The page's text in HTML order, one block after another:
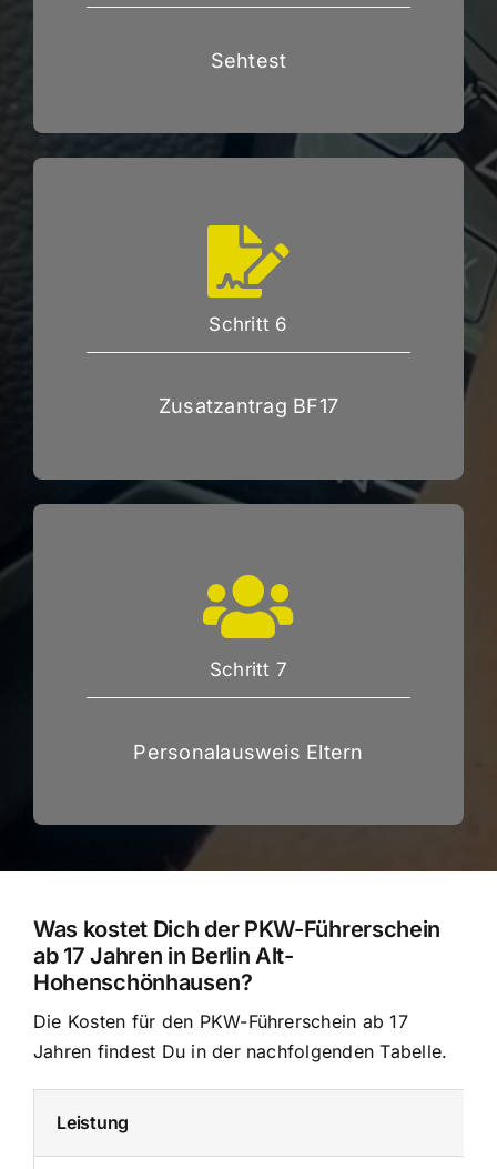
Sehtest
Schritt 6
Zusatzantrag BF17
Schritt 7
Personalausweis Eltern
Was kostet Dich der PKW-Führerschein
ab 17 Jahren in Berlin Alt-
Hohenschönhausen?
Die Kosten für den PKW-Führerschein ab 17
Jahren findest Du in der nachfolgenden Tabelle.
Leistung